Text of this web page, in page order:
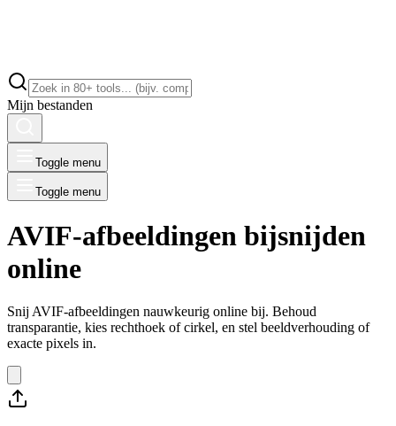
Mijn bestanden
Toggle menu
Toggle menu
AVIF-afbeeldingen bijsnijden
online
Snij AVIF-afbeeldingen nauwkeurig online bij. Behoud
transparantie, kies rechthoek of cirkel, en stel beeldverhouding of
exacte pixels in.